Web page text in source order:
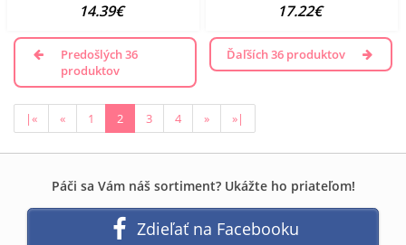
14.39€ 17.22€
Predošlých 36
produktov
Ďaľších 36 produktov
|« « 1 2 3 4 » »|
Páči sa Vám náš sortiment? Ukážte ho priateľom!
Zdieľať na Facebooku